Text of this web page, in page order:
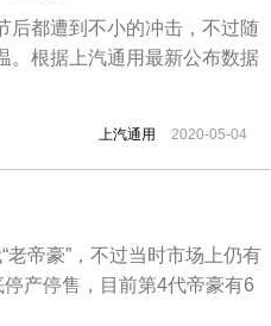
后都遭到不小的冲击，不过随
。根据上汽通用最新公布数据
上汽通用 2020-05-04
帝豪”，不过当时市场上仍有
产停售，目前第4代帝豪有6